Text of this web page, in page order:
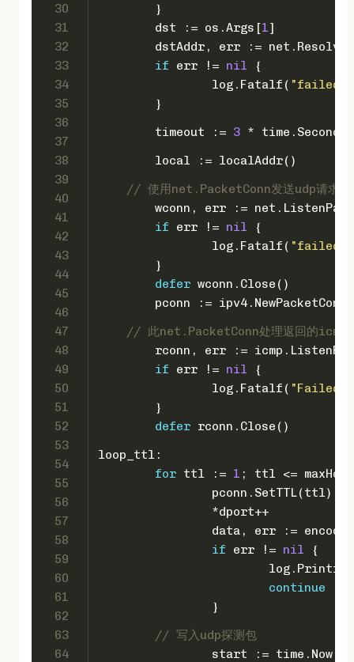
30
31
32
33
34
35
36
37
38
39
40
41
42
43
44
45
46
47
48
49
50
51
52
53
54
55
56
57
58
59
60
61
62
63
64
	}
	dst := os.Args[
1]
dstAddr, err :=
if err != nil {
		log.Fatalf(
"failed
	}
	timeout :=
3 * time.Second
	local := localAddr()
// 使用net.PacketConn发送udp请求
wconn, err :=
if err != nil {
		log.Fatalf(
"failed
	}
defer wconn.Close()
pconn :=
// 此net.PacketConn处理返回的icmp
rconn, err :=
if err != nil {
		log.Fatalf(
"Failed
	}
defer rconn.Close()
loop_ttl:
for ttl := 1 ; ttl <=
		pconn.SetTTL(ttl)
		*dport++
data, err :=
if err != nil {
			log.Printf(
continue
		}
// 写入udp探测包
		start := time.Now()